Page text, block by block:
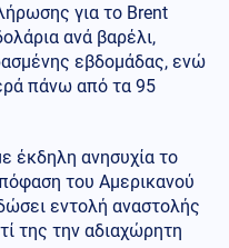
για το Brent
ανά βαρέλι,
εβδομάδας, ενώ
πάνω από τα 95
έκδηλη ανησυχία το
του Αμερικανού
εντολή αναστολής
της την αδιαχώρητη